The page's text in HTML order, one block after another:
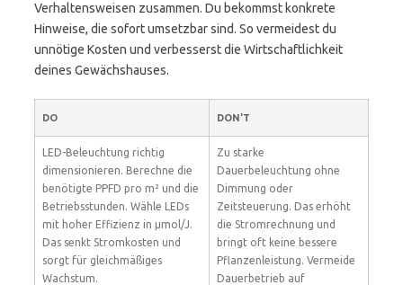
Verhaltensweisen zusammen. Du bekommst konkrete
Hinweise, die sofort umsetzbar sind. So vermeidest du
unnötige Kosten und verbesserst die Wirtschaftlichkeit
deines Gewächshauses.
DO DON’T
LED-Beleuchtung richtig
dimensionieren. Berechne die
benötigte PPFD pro m² und die
Betriebsstunden. Wähle LEDs
mit hoher Effizienz in µmol/J.
Das senkt Stromkosten und
sorgt für gleichmäßiges
Wachstum.
Zu starke
Dauerbeleuchtung ohne
Dimmung oder
Zeitsteuerung. Das erhöht
die Stromrechnung und
bringt oft keine bessere
Pflanzenleistung. Vermeide
Dauerbetrieb auf